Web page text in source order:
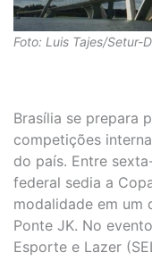
Foto: Luis Tajes/Setur-
Brasília se prepara
competições
do país. Entre
federal sedia a
modalidade em um
Ponte JK. No
Esporte e Lazer